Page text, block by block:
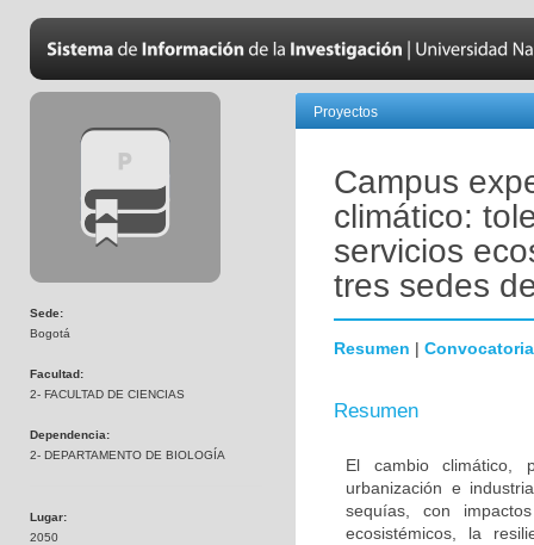
Sede:
Bogotá
Facultad:
2- FACULTAD DE CIENCIAS
Dependencia:
2- DEPARTAMENTO DE BIOLOGÍA
Lugar:
2050
Proyectos
Campus
climático:
servicios
tres sedes
Resumen | Convocatoria
Resumen
El cambio climático,
urbanización e
sequías, con
ecosistémicos, la